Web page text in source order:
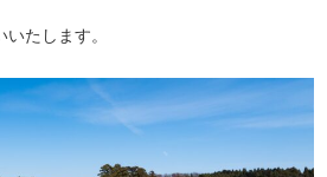
たします。